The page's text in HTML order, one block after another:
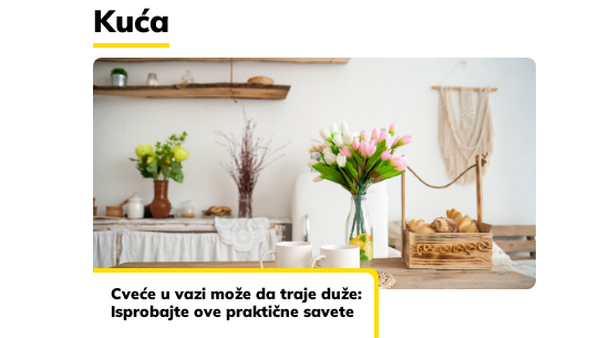
Kuća
Cveće u vazi može da traje duže:
Isprobajte ove praktične savete